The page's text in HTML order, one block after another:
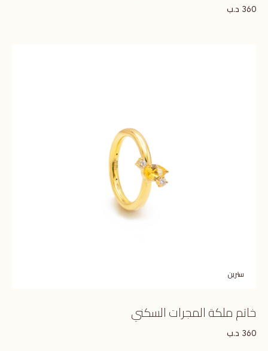
360 د.ب
سترين
خاتم ملكة المجرات السكني
360 د.ب